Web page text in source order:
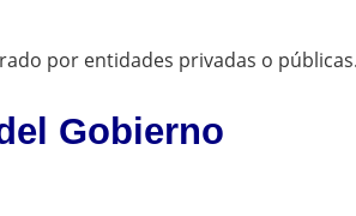
por entidades privadas o públicas.
Gobierno